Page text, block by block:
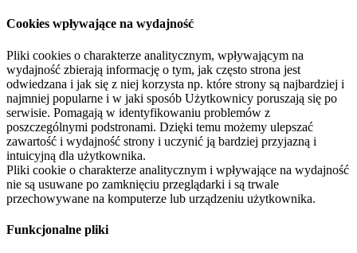
Cookies wpływające na wydajność
Pliki cookies o charakterze analitycznym, wpływającym na
wydajność zbierają informację o tym, jak często strona jest
odwiedzana i jak się z niej korzysta np. które strony są najbardziej i
najmniej popularne i w jaki sposób Użytkownicy poruszają się po
serwisie. Pomagają w identyfikowaniu problemów z
poszczególnymi podstronami. Dzięki temu możemy ulepszać
zawartość i wydajność strony i uczynić ją bardziej przyjazną i
intuicyjną dla użytkownika.
Pliki cookie o charakterze analitycznym i wpływające na wydajność
nie są usuwane po zamknięciu przeglądarki i są trwale
przechowywane na komputerze lub urządzeniu użytkownika.
Funkcjonalne pliki